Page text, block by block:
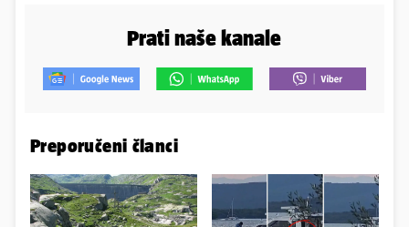
Prati naše kanale
Preporučeni članci